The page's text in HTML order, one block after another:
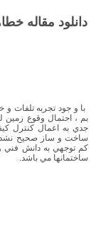
دانلود مقاله
با و جود تجربه تلفات
بم ، احتمال وقوع
جدي به اعمال كنترل
ساخت و ساز صحيح
كم توجهي به دانش فني و
ساختمانها مي باشد.